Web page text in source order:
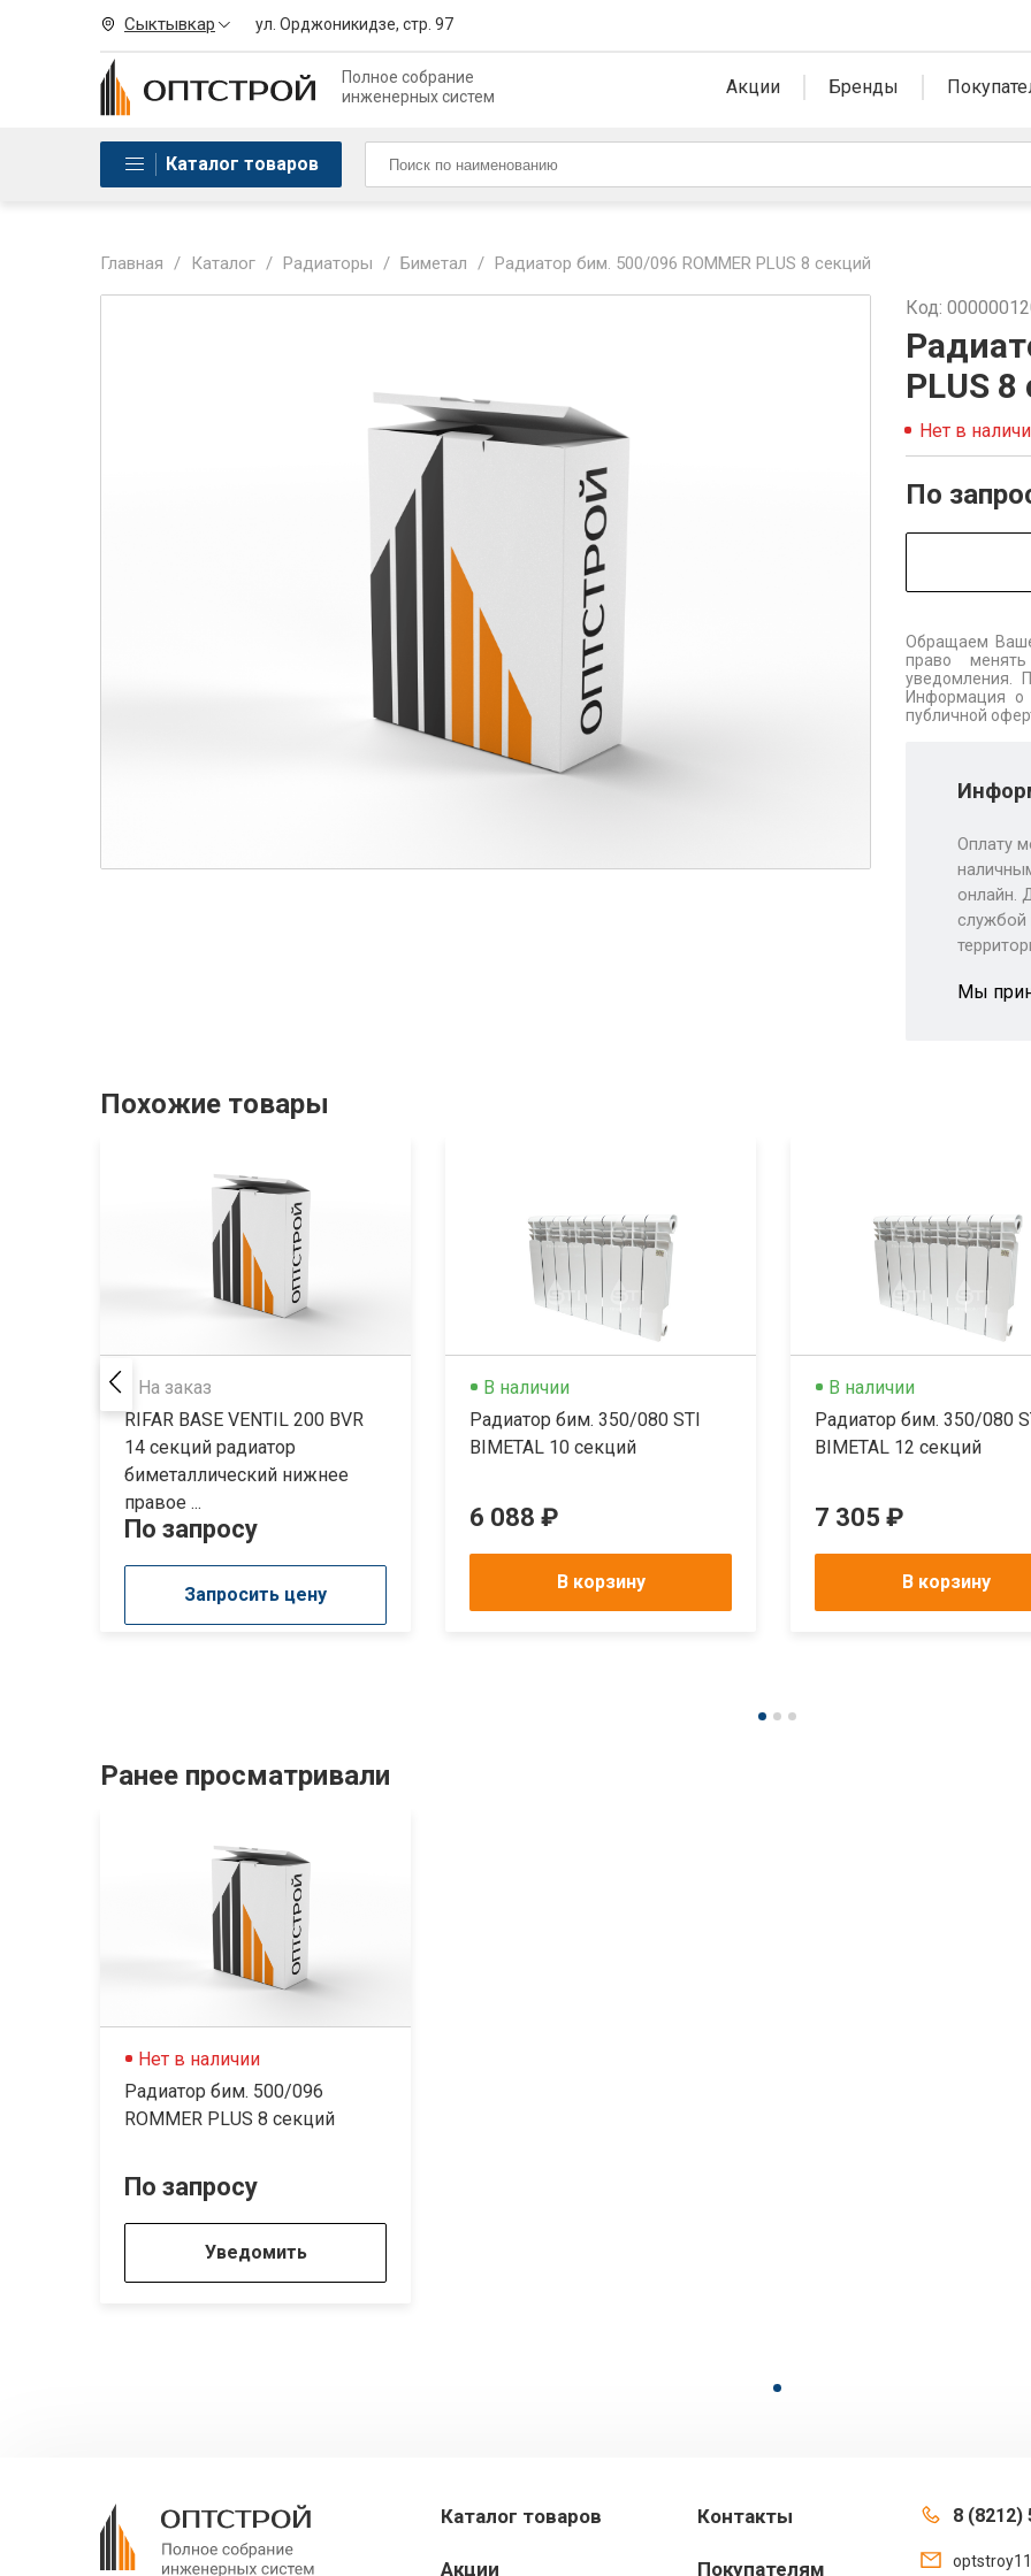
Сыктывкар ул. Орджоникидзе, стр. 97
Полное собрание
инженерных систем
Акции Бренды
Каталог товаров
Главная / Каталог / Радиаторы / Биметал / Радиатор бим. 500/096 ROMMER PLUS 8 секций
Код:
PLUS
Нет в
По
Обращаем
право менять
уведомления.
Информация о
публичной
Оплату
онлайн.
службой
Мы
Похожие товары
На заказ
RIFAR BASE VENTIL 200 BVR
14 секций радиатор
биметаллический нижнее
правое ...
По запросу
Запросить цену
В наличии
Радиатор бим. 350/080 STI
BIMETAL 10 секций
6 088 ₽
В корзину
В наличии
Радиатор бим. 350/080
BIMETAL 12 секций
7 305 ₽
В корзину
Ранее просматривали
Нет в наличии
Радиатор бим. 500/096
ROMMER PLUS 8 секций
По запросу
Уведомить
Каталог товаров
Акции
Контакты
Покупателям
8 (8212)